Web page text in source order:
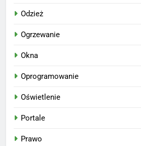
Odzież
Ogrzewanie
Okna
Oprogramowanie
Oświetlenie
Portale
Prawo